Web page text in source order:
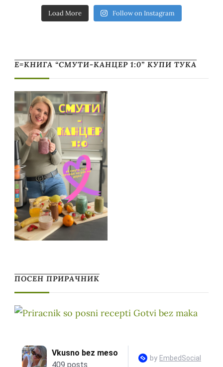
Load More Follow on Instagram
Е=КНИГА “СМУТИ-КАНЦЕР 1:0” КУПИ ТУКА
ПОСЕН ПРИРАЧНИК